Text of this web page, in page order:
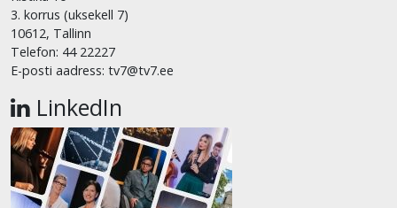
3. korrus (uksekell 7)
10612, Tallinn
Telefon: 44 22227
E-posti aadress: tv7@tv7.ee
LinkedIn